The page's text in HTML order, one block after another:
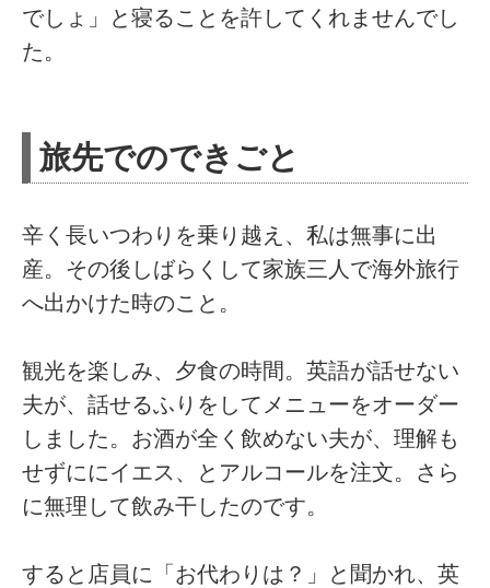
でしょ」と寝ることを許してくれませんでし
た。
旅先でのできごと
辛く長いつわりを乗り越え、私は無事に出
産。その後しばらくして家族三人で海外旅行
へ出かけた時のこと。
観光を楽しみ、夕食の時間。英語が話せない
夫が、話せるふりをしてメニューをオーダー
しました。お酒が全く飲めない夫が、理解も
せずににイエス、とアルコールを注文。さら
に無理して飲み干したのです。
すると店員に「お代わりは？」と聞かれ、英